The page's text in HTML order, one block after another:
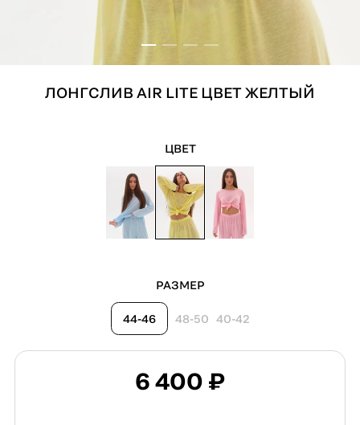
ЛОНГСЛИВ AIR LITE ЦВЕТ ЖЕЛТЫЙ
ЦВЕТ
РАЗМЕР
44-46 48-50 40-42
6 400 ₽